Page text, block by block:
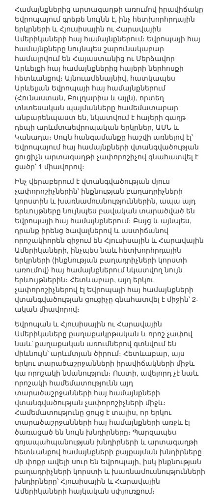
Համայնքներից արտագաղթի առումով իրավիճակը
Եվրոպայում գրեթե նույնն է, ինչ հետխորհրդային
երկրների և Հյուսիսային ու Հարավային
Ամերիկաների հայ համայնքներում։ Եվրոպայի հայ
համայնքները նույնպես շարունակաբար
համալրվում են Հայաստանից ու Մերձավոր
Արևելքի հայ համայնքներից հայերի ներհոսքի
հետևանքով։ Այնուամենայնիվ, հատկապես
Արևելյան Եվրոպայի հայ համայնքներում
(Հունաստան, Բուլղարիա և այլն), որտեղ
տնտեսական պայմանները համեմատաբար
անբարենպաստ են, նկատվում է հայերի գաղթ
դեպի արևմտաեվրոպական երկրներ, ԱՄՆ և
Կանադա։ Սույն հանգամանքը հաշվի առնելով էլ՝
Եվրոպայում հայ համայնքների վտանգվածության
ցուցիչն արտագաղթի չափորոշիչով գնահատվել է
ցածր՝ 1 միավորով։
Ինչ վերաբերում է վտանգվածության մյուս
չափորոշիչներին՝ ինքնության բաղադրիչների
կորստին և խառնամուսնություններին, ապա այդ
երևույթները նույնպես բավական տարածված են
Եվրոպայի հայ համայնքներում։ Բայց և այնպես,
դրանք իրենց ծավալներով և աստիճանով
որոշակիորեն զիջում են Հյուսիսային և Հարավային
Ամերիկաների, ինչպես նաև հետխորհրդային
երկրների (ինքնության բաղադրիչների կորստի
առումով) հայ համայնքներում նկատվող նույն
երևույթներին։ Հետևաբար, այդ երկու
չափորոշիչներով էլ Եվրոպայի հայ համայնքների
վտանգվածության ցուցիչը գնահատվել է միջին՝ 2-
ական միավորով։
Եվրոպան և Հյուսիսային ու Հարավային
Ամերիկաները քաղաքակրթական և որոշ չափով
նաև՝ քաղաքական առումներով գտնվում են
միևնույն՝ արևմտյան ծիրում։ Հետևաբար, այս
երկու տարածաշրջանների իրավիճակների միջև
կա որոշակի նմանություն։ Ուստի, ավելորդ չէ նաև
որոշակի համեմատությունն այդ
տարածաշրջանների հայ համայնքների
վտանգվածության չափորոշիչների միջև։
Համեմատությունը ցույց է տալիս, որ երկու
տարածաշրջանների հայ համայնքների առջև էլ
ծառացած են նույն խնդիրները։ Պարզապես
գոյապահպանության խնդիրների և արտագաղթի
հետևանքով համայնքների քայքայման խնդիրները
մի փոքր ավելի սուր են Եվրոպայի, իսկ ինքնության
բաղադրիչների կորստի և խառնամուսնությունների
խնդիրները՝ Հյուսիսային և Հարավային
Ամերիկաների հայկական սփյուռքում։